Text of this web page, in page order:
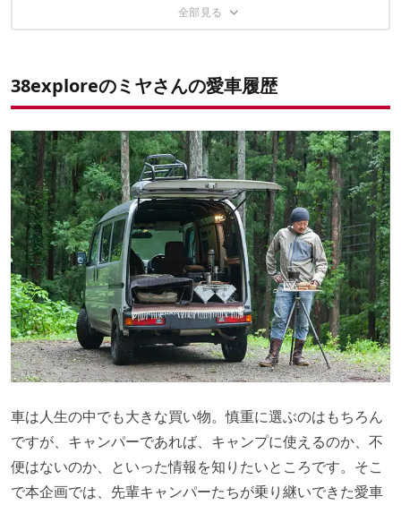
パジェロイオを選んだ理由
【過去の愛車】メルセデス「v280」✕三菱「パジェロミ
ニ」の二台持ち
38exploreのミヤさんの愛車履歴
車は人生の中でも大きな買い物。慎重に選ぶのはもちろん
ですが、キャンパーであれば、キャンプに使えるのか、不
便はないのか、といった情報を知りたいところです。そこ
で本企画では、先輩キャンパーたちが乗り継いできた愛車